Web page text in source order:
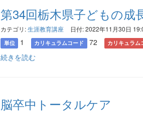
第34回栃木県子どもの成
カテゴリ:生涯教育講座 日付: 2022年11月30日
単位 1 カリキュラムコード 72 カリキュラム
続きを読む
脳卒中トータルケア